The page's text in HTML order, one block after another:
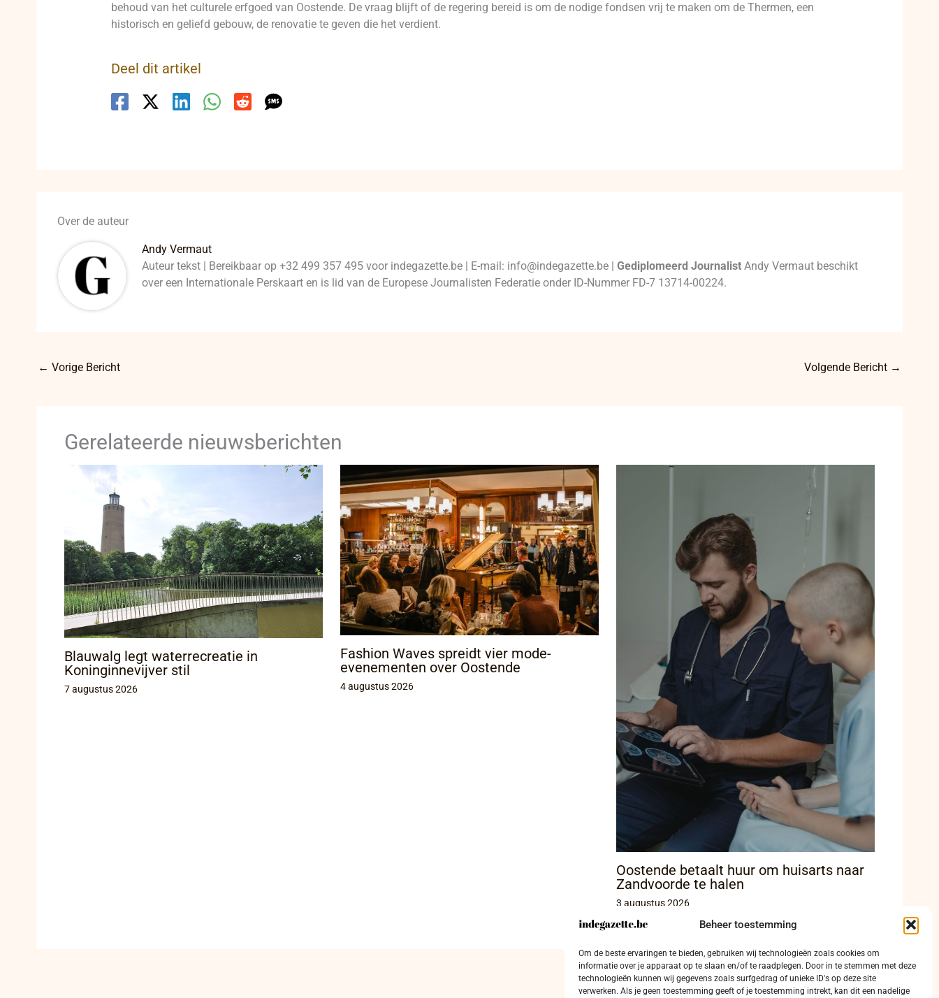
Beheer toestemming
Om de beste ervaringen te bieden, gebruiken wij technologieën zoals cookies om
informatie over je apparaat op te slaan en/of te raadplegen. Door in te stemmen met deze
technologieën kunnen wij gegevens zoals surfgedrag of unieke ID's op deze site
verwerken. Als je geen toestemming geeft of je toestemming intrekt, kan dit een nadelige
behoud van het culturele erfgoed van Oostende. De vraag blijft of de regering bereid is om de nodige fondsen vrij te maken om de Thermen, een
historisch en geliefd gebouw, de renovatie te geven die het verdient.
Deel dit artikel
Over de auteur
Andy Vermaut
Auteur tekst | Bereikbaar op +32 499 357 495 voor indegazette.be | E-mail: info@indegazette.be |Gediplomeerd Journalist Andy Vermaut beschikt
over een Internationale Perskaart en is lid van de Europese Journalisten Federatie onder ID-Nummer FD-7 13714-00224.
← Vorige Bericht Volgende Bericht →
Gerelateerde nieuwsberichten
Blauwalg legt waterrecreatie in
Koninginnevijver stil
7 augustus 2026
Fashion Waves spreidt vier mode-
evenementen over Oostende
4 augustus 2026
Oostende betaalt huur om huisarts naar
Zandvoorde te halen
3 augustus 2026